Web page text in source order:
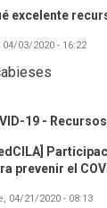
excelente
04/03/2020 - 16:22
19 -
prevenir el
04/21/2020 - 08:13